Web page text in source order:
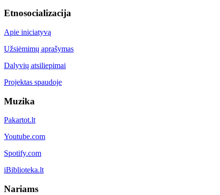
Etnosocializacija
Apie iniciatyvą
Užsiėmimų aprašymas
Dalyvių atsiliepimai
Projektas spaudoje
Muzika
Pakartot.lt
Youtube.com
Spotify.com
iBiblioteka.lt
Nariams